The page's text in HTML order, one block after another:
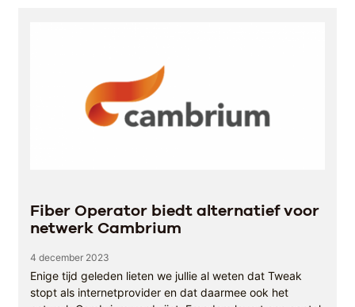
Fiber Operator biedt alternatief voor
netwerk Cambrium
4 december 2023
Enige tijd geleden lieten we jullie al weten dat Tweak
stopt als internetprovider en dat daarmee ook het